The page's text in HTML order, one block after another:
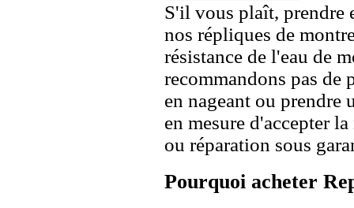
S'il vous plaît, prendre
nos répliques de
résistance de l'eau de
recommandons pas de
en nageant ou prendre
en mesure d'accepter
ou réparation sous
Pourquoi acheter